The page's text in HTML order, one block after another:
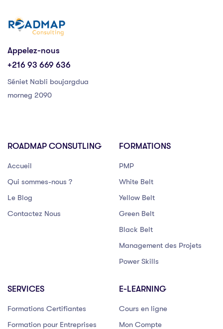
Appelez-nous
+216 93 669 636
Séniet Nabli boujargdua
morneg 2090
ROADMAP CONSUTLING
Accueil
Qui sommes-nous ?
Le Blog
Contactez Nous
FORMATIONS
PMP
White Belt
Yellow Belt
Green Belt
Black Belt
Management des Projets
Power Skills
SERVICES
Formations Certifiantes
Formation pour Entreprises
E-LEARNING
Cours en ligne
Mon Compte